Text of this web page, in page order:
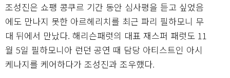
조성진은 쇼팽 콩쿠르 기간 동안 심사평을 듣고 싶었음
에도 만나지 못한 아르헤리치를 최근 파리 필하모니 무
대 뒤에서 만났다. 해리슨패럿의 대표 재스퍼 패럿도 11
월 5일 필하모니아 런던 공연 때 담당 아티스트인 아시
케나지를 케어하다가 조성진과 조우했다.